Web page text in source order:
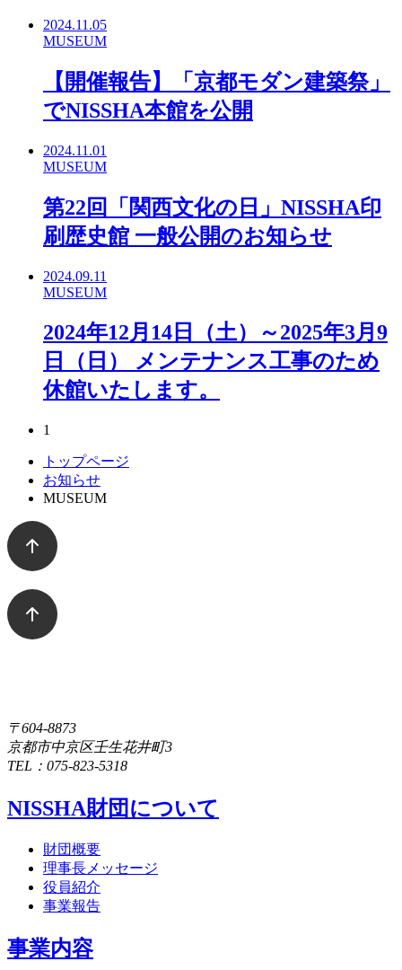
2024.11.05
MUSEUM
【開催報告】「京都モダン建築祭」
でNISSHA本館を公開
2024.11.01
MUSEUM
第22回「関西文化の日」NISSHA印
刷歴史館 一般公開のお知らせ
2024.09.11
MUSEUM
2024年12月14日（土）～2025年3月9
日（日） メンテナンス工事のため
休館いたします。
1
トップページ
お知らせ
MUSEUM
〒604-8873
京都市中京区壬生花井町3
TEL：075-823-5318
NISSHA財団について
財団概要
理事長メッセージ
役員紹介
事業報告
事業内容